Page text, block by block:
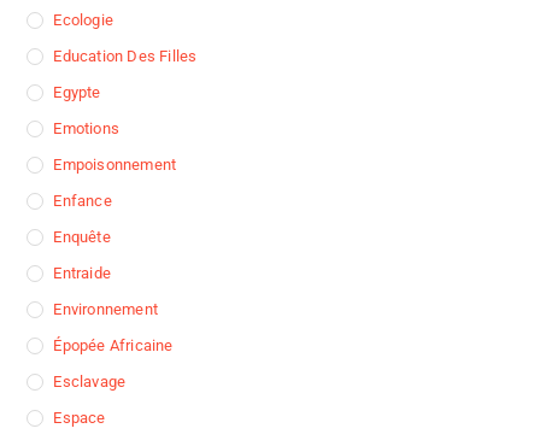
Ecologie
Education Des Filles
Egypte
Emotions
Empoisonnement
Enfance
Enquête
Entraide
Environnement
Épopée Africaine
Esclavage
Espace